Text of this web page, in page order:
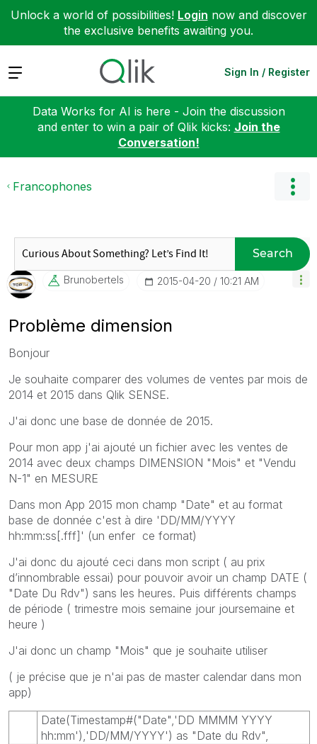
Unlock a world of possibilities! Login now and discover
the exclusive benefits awaiting you.
Expand Sign In / Register
Data Works for AI is here - Join the discussion
and enter to win a pair of Qlik kicks: Join the
Conversation!
Francophones
Search
Brunobertels ‎2015-04-20 10:21 AM
Problème dimension
Bonjour
Je souhaite comparer des volumes de ventes par mois de
2014 et 2015 dans Qlik SENSE.
J'ai donc une base de donnée de 2015.
Pour mon app j'ai ajouté un fichier avec les ventes de
2014 avec deux champs DIMENSION "Mois" et "Vendu
N-1" en MESURE
Dans mon App 2015 mon champ "Date" et au format
base de donnée c'est à dire 'DD/MM/YYYY
hh:mm:ss[.fff]' (un enfer ce format)
J'ai donc du ajouté ceci dans mon script ( au prix
d’innombrable essai) pour pouvoir avoir un champ DATE (
"Date Du Rdv") sans les heures. Puis différents champs
de période ( trimestre mois semaine jour joursemaine et
heure )
J'ai donc un champ "Mois" que je souhaite utiliser
( je précise que je n'ai pas de master calendar dans mon
app)
Date(Timestamp#("Date",'DD MMMM YYYY
hh:mm'),'DD/MM/YYYY') as "Date du Rdv",